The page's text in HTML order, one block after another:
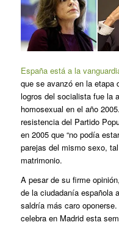
España está a la
que se avanzó en la etapa
logros del socialista fue la
homosexual en el año
resistencia del Partido
en 2005 que “no podía
parejas del mismo sexo,
matrimonio.
A pesar de su firme
de la ciudadanía española
saldría más caro
celebra en Madrid esta